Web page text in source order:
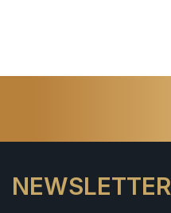
NEWSLETTER